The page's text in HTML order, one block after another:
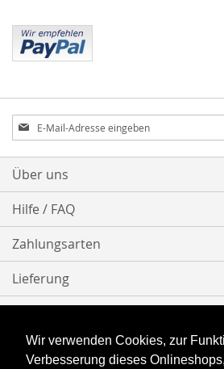
Wir verwenden Cookies, zur
Verbesserung dieses
Anmeldung
zum
Newsletter:
Über uns
Hilfe / FAQ
Zahlungsarten
Lieferung